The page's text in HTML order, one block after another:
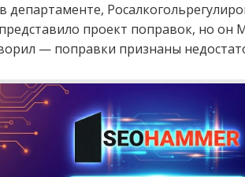
департаменте,
проект поправок, но он
— поправки признаны